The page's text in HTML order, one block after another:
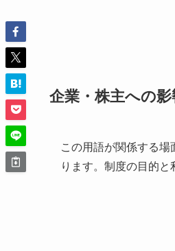
企業・株主への影
この用語が関係する
ります。制度の目的と